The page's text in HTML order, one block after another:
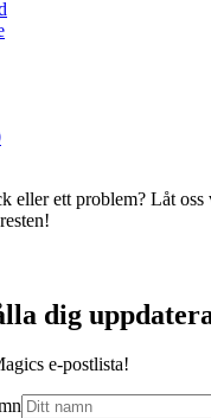
eller ett problem? Låt
dig
e-postlista!